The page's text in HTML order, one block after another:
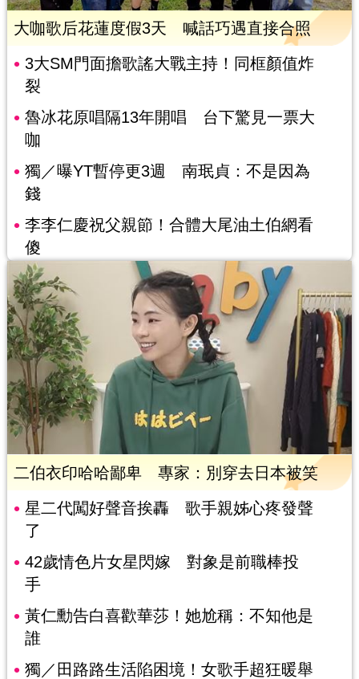
大咖歌后花蓮度假3天 喊話巧遇直接合照
3大SM門面擔歌謠大戰主持！同框顏值炸
裂
魯冰花原唱隔13年開唱 台下驚見一票大
咖
獨／曝YT暫停更3週 南珉貞：不是因為
錢
李李仁慶祝父親節！合體大尾油土伯網看
傻
二伯衣印哈哈鄙卑 專家：別穿去日本被笑
星二代闖好聲音挨轟 歌手親姊心疼發聲
了
42歲情色片女星閃嫁 對象是前職棒投
手
黃仁勳告白喜歡華莎！她尬稱：不知他是
誰
獨／田路路生活陷困境！女歌手超狂暖舉